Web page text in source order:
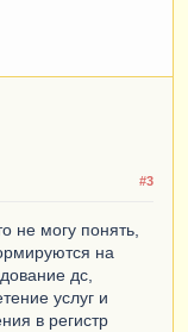
#3
не могу понять,
на
дс,
услуг и
в регистр